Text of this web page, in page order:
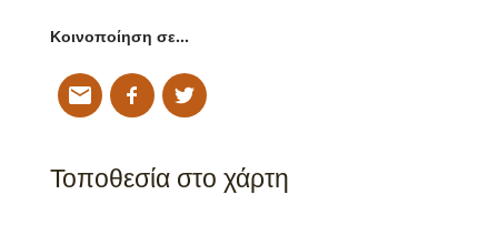
Κοινοποίηση σε…
Τοποθεσία στο χάρτη